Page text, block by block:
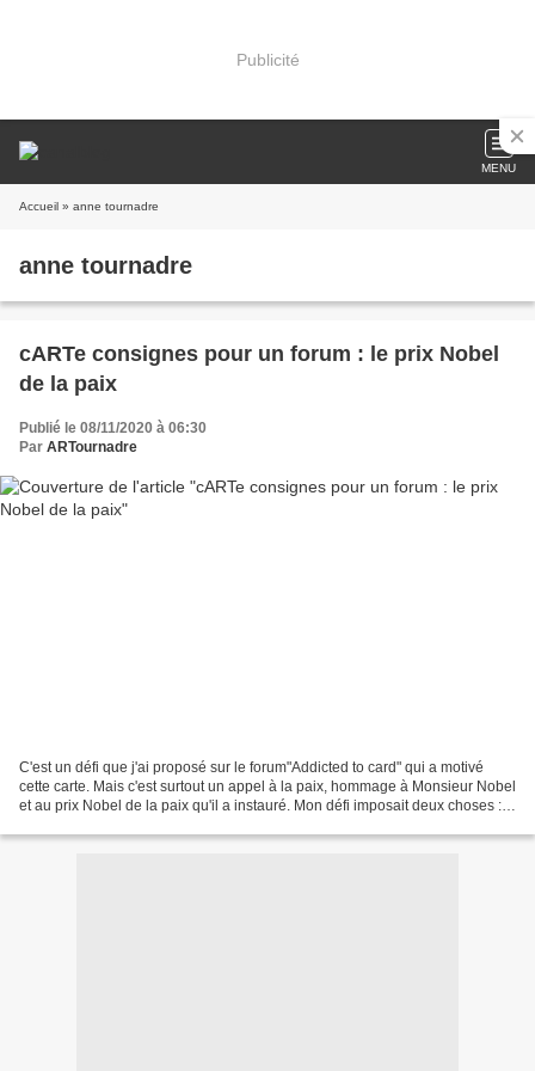
Publicité
MENU
Accueil » anne tournadre
anne tournadre
cARTe consignes pour un forum : le prix Nobel
de la paix
Publié le 08/11/2020 à 06:30
Par ARTournadre
C'est un défi que j'ai proposé sur le forum"Addicted to card" qui a motivé
cette carte. Mais c'est surtout un appel à la paix, hommage à Monsieur Nobel
et au prix Nobel de la paix qu'il a instauré. Mon défi imposait deux choses : -